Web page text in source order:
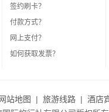
签约刷卡？
付款方式？
网上支付？
如何获取发票？
网站地图 | 旅游线路 | 酒店